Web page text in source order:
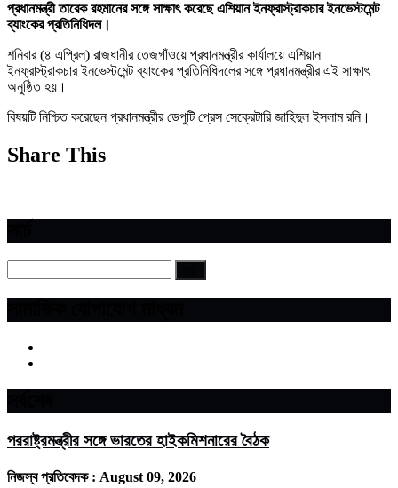
প্রধানমন্ত্রী তারেক রহমানের সঙ্গে সাক্ষাৎ করেছে এশিয়ান ইনফ্রাস্ট্রাকচার ইনভেস্টমেন্ট
ব্যাংকের প্রতিনিধিদল।
শনিবার (৪ এপ্রিল) রাজধানীর তেজগাঁওয়ে প্রধানমন্ত্রীর কার্যালয়ে এশিয়ান
ইনফ্রাস্ট্রাকচার ইনভেস্টমেন্ট ব্যাংকের প্রতিনিধিদলের সঙ্গে প্রধানমন্ত্রীর এই সাক্ষাৎ
অনুষ্ঠিত হয়।
বিষয়টি নিশ্চিত করেছেন প্রধানমন্ত্রীর ডেপুটি প্রেস সেক্রেটারি জাহিদুল ইসলাম রনি।
Share This
পররাষ্ট্রমন্ত্রীর সঙ্গে ভারতের হাইকমিশনারের বৈঠক
নিজস্ব প্রতিবেদক : August 09, 2026